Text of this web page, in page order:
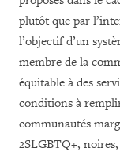
plutôt que par
l’objectif d’un
membre de la
équitable à des
conditions à
communautés
2SLGBTQ+,